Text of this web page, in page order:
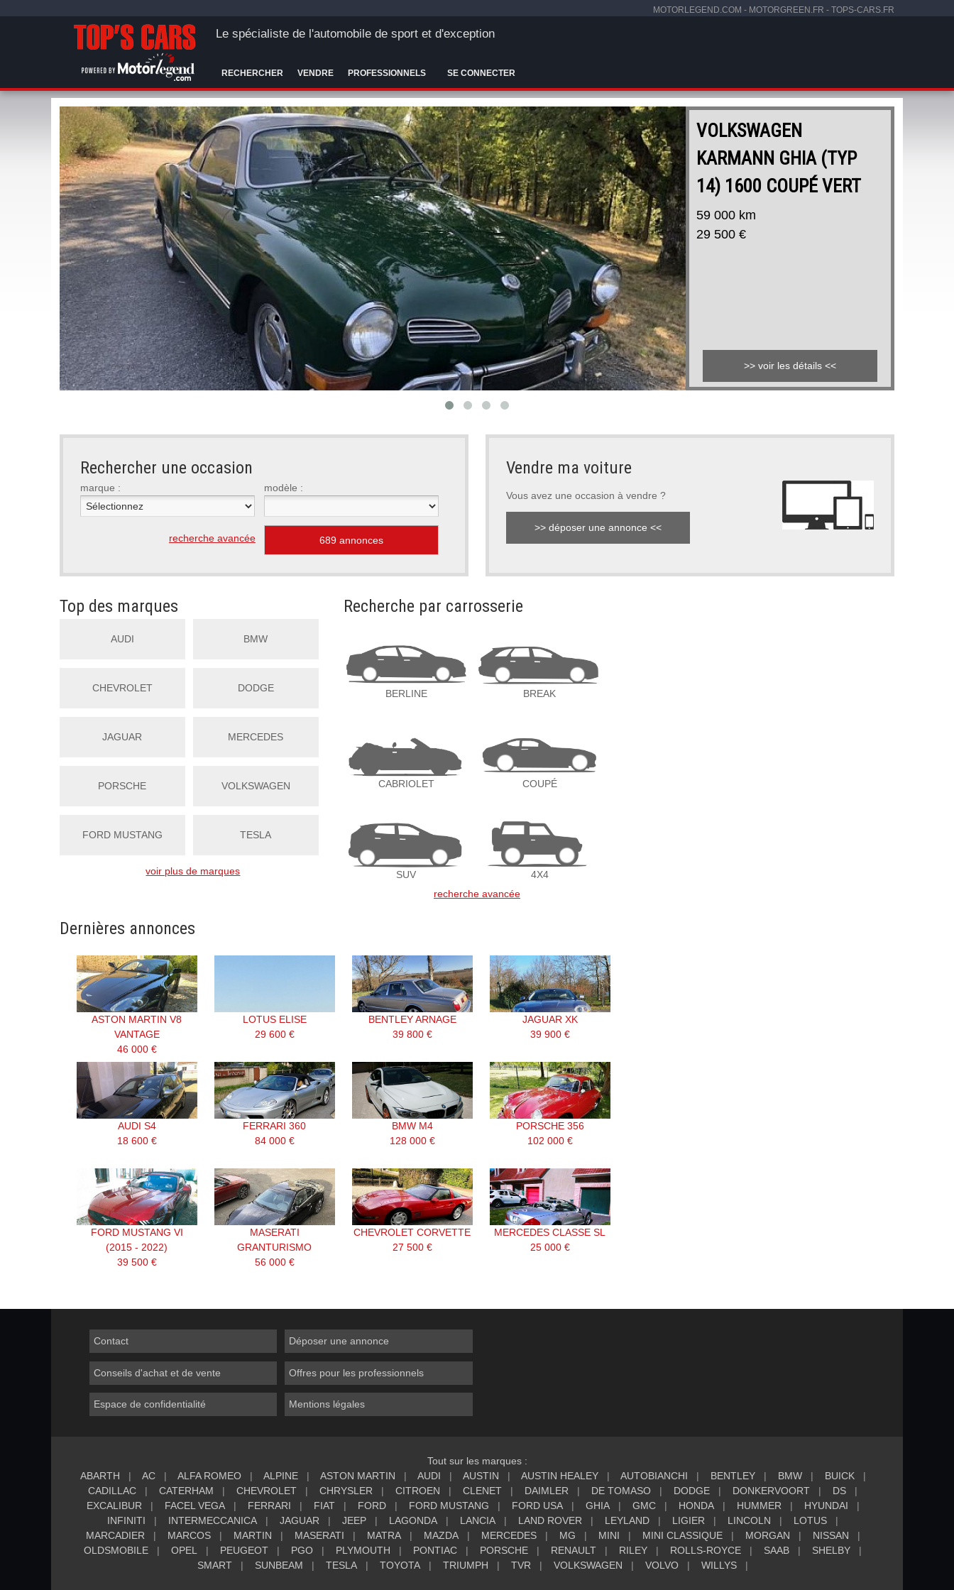
MOTORLEGEND.COM - MOTORGREEN.FR - TOPS-CARS.FR
Le spécialiste de l'automobile de sport et d'exception
RECHERCHER VENDRE PROFESSIONNELS SE CONNECTER
VOLKSWAGEN
KARMANN GHIA (TYP
14) 1600 COUPÉ VERT
59 000 km
29 500 €
>> voir les détails <<
Rechercher une occasion
marque : modèle :
recherche avancée
Vendre ma voiture
Vous avez une occasion à vendre ?
>> déposer une annonce <<
Top des marques
AUDI BMW
CHEVROLET DODGE
JAGUAR MERCEDES
PORSCHE VOLKSWAGEN
FORD MUSTANG TESLA
voir plus de marques
Recherche par carrosserie
BERLINE BREAK
CABRIOLET COUPÉ
SUV
4X4
recherche avancée
Dernières annonces
ASTON MARTIN V8
VANTAGE
46 000 €
LOTUS ELISE
29 600 €
BENTLEY ARNAGE
39 800 €
JAGUAR XK
39 900 €
AUDI S4
18 600 €
FERRARI 360
84 000 €
BMW M4
128 000 €
PORSCHE 356
102 000 €
FORD MUSTANG VI
(2015 - 2022)
39 500 €
MASERATI
GRANTURISMO
56 000 €
CHEVROLET CORVETTE
27 500 €
MERCEDES CLASSE SL
25 000 €
Contact Déposer une annonce
Conseils d'achat et de vente Offres pour les professionnels
Espace de confidentialité Mentions légales
Tout sur les marques :
ABARTH
AC ALFA ROMEO ALPINE ASTON MARTIN AUDI AUSTIN AUSTIN HEALEY AUTOBIANCHI BENTLEY BMW
BUICK
CADILLAC
CATERHAM CHEVROLET CHRYSLER CITROEN CLENET DAIMLER DE TOMASO DODGE DONKERVOORT
DS
EXCALIBUR
FACEL VEGA FERRARI FIAT FORD FORD MUSTANG FORD USA GHIA GMC HONDA HUMMER
HYUNDAI
INFINITI
INTERMECCANICA JAGUAR JEEP LAGONDA LANCIA LAND ROVER LEYLAND LIGIER LINCOLN
LOTUS
MARCADIER
MARCOS MARTIN MASERATI MATRA MAZDA MERCEDES MG MINI MINI CLASSIQUE MORGAN
NISSAN
OLDSMOBILE
OPEL PEUGEOT PGO PLYMOUTH PONTIAC PORSCHE RENAULT RILEY ROLLS-ROYCE SAAB
SHELBY
SMART
SUNBEAM TESLA TOYOTA TRIUMPH TVR VOLKSWAGEN VOLVO WILLYS